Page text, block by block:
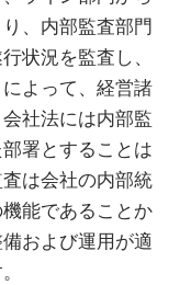
、内部監査部門
状況を監査し、
よって、経営諸
社法には内部監
署とすることは
は会社の内部統
能であることか
および運用が適